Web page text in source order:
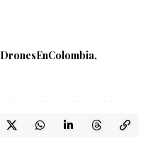
DronesEnColombia